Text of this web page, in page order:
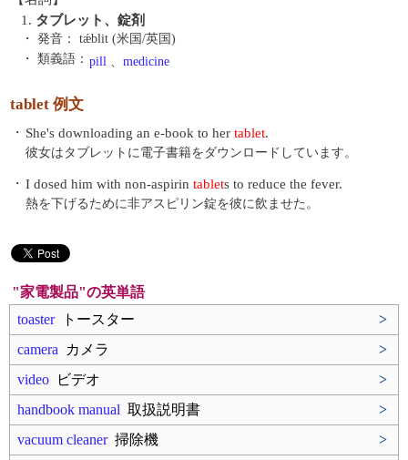
1. タブレット、錠剤
・ 発音：
tǽblit (米国/英国)
・ 類義語： pill 、 medicine
tablet 例文
・ She's downloading an e-book to her tablet.
彼女はタブレットに電子書籍をダウンロードしています。
・ I dosed him with non-aspirin tablets to reduce the fever.
熱を下げるために非アスピリン錠を彼に飲ませた。
"家電製品"の英単語
toasterトースター
>
camera カメラ
>
video ビデオ
>
handbook manual 取扱説明書
>
vacuum cleaner掃除機
>